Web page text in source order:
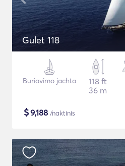
Gulet 118
Buriavimo jachta
118 ft
36 m
$9,188 /naktinis